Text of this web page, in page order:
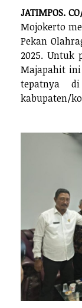
JATIMPOS.
Mojokerto
Pekan
2025. Untuk
Majapahit ini
tepatnya
kabupaten/